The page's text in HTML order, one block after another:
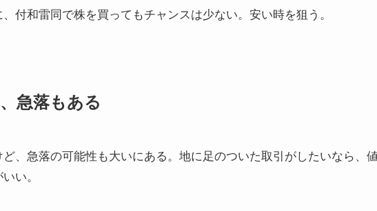
付和雷同で株を買ってもチャンスは少ない。安い時を狙う。
急落もある
、急落の可能性も大いにある。地に足のついた取引がしたいなら、
い。